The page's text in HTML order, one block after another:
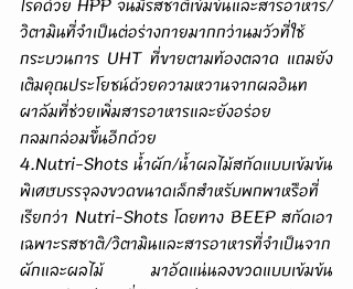
วิตามินที่จำเป็นต่อร่างกายมากกว่านมวัวที่ใช้
กระบวนการ UHT ที่ขายตามท้องตลาด แถมยัง
เติมคุณประโยชน์ด้วยความหวานจากผลอินท
ผาลัมที่ช่วยเพิ่มสารอาหารและยังอร่อย
กลมกล่อมขึ้นอีกด้วย
4.Nutri-Shots น้ำผัก/น้ำผลไม้สกัดแบบเข้มข้น
พิเศษบรรจุลงขวดขนาดเล็กสำหรับพกพาหรือที่
เรียกว่า Nutri-Shots โดยทาง BEEP สกัดเอา
เฉพาะรสชาติ/วิตามินและสารอาหารที่จำเป็นจาก
ผักและผลไม้ มาอัดแน่นลงขวดแบบเข้มข้น